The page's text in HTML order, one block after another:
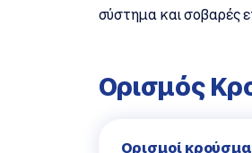
σύστημα και σοβαρές
Ορισμός
Ορισμοί